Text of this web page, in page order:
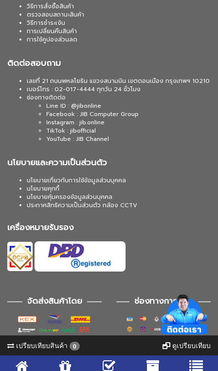
วิธีการสั่งซื้อสินค้า
ตรวจสอบสถานะสินค้า
วิธีการชำระเงิน
การเปลี่ยนคืนสินค้า
การใช้คูปองส่วนลด
ติดต่อสอบถาม
เลขที่ 21 ถนนพหลโยธิน แขวงสนามบิน เขตดอนเมือง กรุงเทพฯ 10210
เบอร์โทร : 02-017-4444 ทุกวัน 24 ชั่วโมง
ช่องทางติดต่อ
Line ID : @jibonline
Facebook : JIB Computer Group
Instagram : jib.online
TikTok : jibofficial
YouTube : JIB Channel
นโยบายและความเป็นส่วนตัว
นโยบายเกี่ยวกับการใช้ข้อมูลส่วนบุคคล
นโยบายคุกกี้
นโยบายคุ้มครองข้อมูลส่วนบุคคล
ประกาศสิทธิความเป็นส่วนตัว กล้อง CCTV
เครื่องหมายรับรอง
จัดส่งสินค้าโดย ช่องทางการชำระ
ช่องทางการติดตาม
เปรียบเทียบสินค้า 0 ดูเปรียบเทียบ